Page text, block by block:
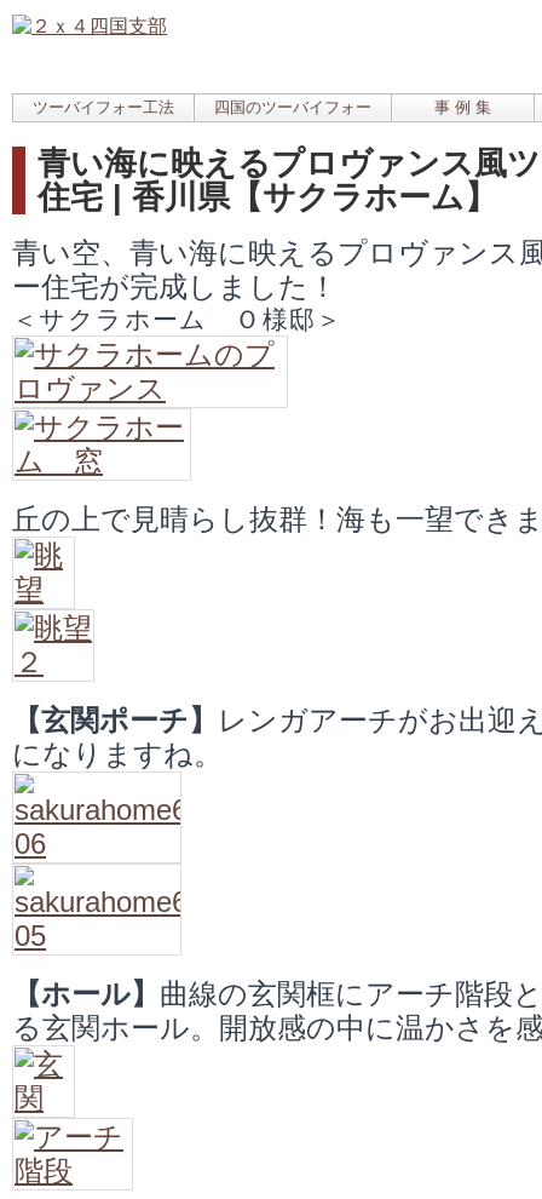
ツーバイフォー工法 四国のツーバイフォー 事 例 集
青い海に映えるプロヴァンス風
住宅 | 香川県【サクラホーム】
青い空、青い海に映えるプロヴァンス
ー住宅が完成しました！
＜サクラホーム Ｏ様邸＞
丘の上で見晴らし抜群！海も一望でき
【玄関ポーチ】
レンガアーチがお出迎
になりますね。
【ホール】 曲線の玄関框にアーチ階段
る玄関ホール。開放感の中に温かさを